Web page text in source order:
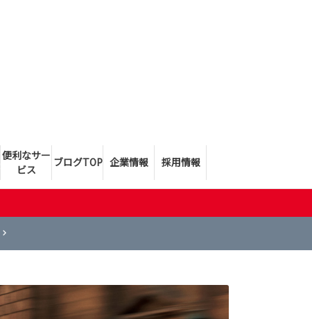
便利なサー
ビス
ブログTOP 企業情報 採用情報